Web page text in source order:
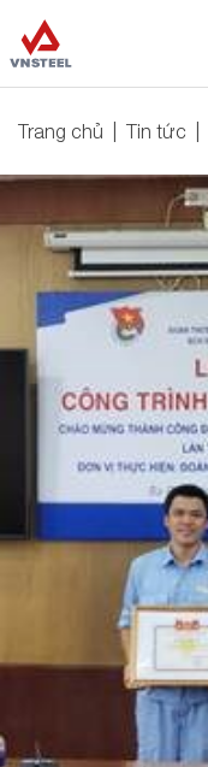
Trang chủ Tin tức